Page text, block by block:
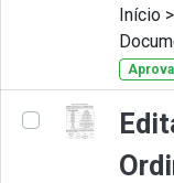
Início